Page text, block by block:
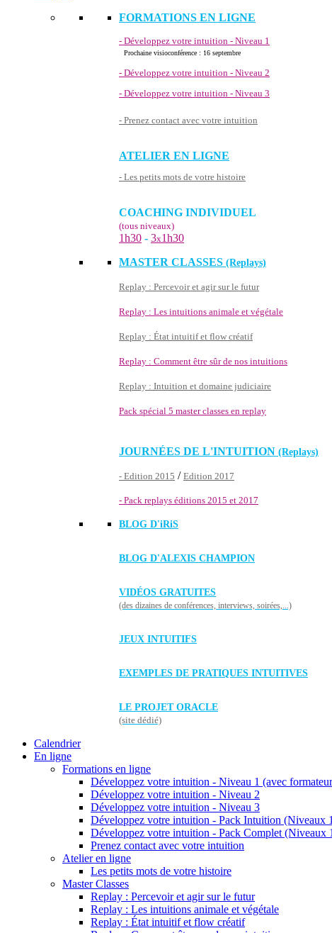
FORMATIONS EN LIGNE
- Développez votre intuition - Niveau 1
Prochaine visioconférence : 16 septembre
- Développez votre intuition - Niveau 2
- Développez votre intuition - Niveau 3
- Prenez contact avec votre intuition
ATELIER EN LIGNE
- Les petits mots de votre histoire
COACHING INDIVIDUEL
(tous niveaux)
1h30 - 3x1h30
MASTER CLASSES (Replays)
Replay : Percevoir et agir sur le futur
Replay : Les intuitions animale et végétale
Replay : État intuitif et flow créatif
Replay : Comment être sûr de nos intuitions
Replay : Intuition et domaine judiciaire
Pack spécial 5 master classes en replay
JOURNÉES DE L'INTUITION (Replays)
- Edition 2015 / Edition 2017
- Pack replays éditions 2015 et 2017
BLOG D'iRiS
BLOG D'ALEXIS CHAMPION
VIDÉOS GRATUITES
(des dizaines de conférences, interviews, soirées,...)
JEUX INTUITIFS
EXEMPLES DE PRATIQUES INTUITIVES
LE PROJET ORACLE
(site dédié)
Calendrier
En ligne
Formations en ligne
Développez votre intuition - Niveau 1 (avec
Développez votre intuition - Niveau 2
Développez votre intuition - Niveau 3
Développez votre intuition - Pack Intuition (Niveaux
Développez votre intuition - Pack Complet (Niveaux
Prenez contact avec votre intuition
Atelier en ligne
Les petits mots de votre histoire
Master Classes
Replay : Percevoir et agir sur le futur
Replay : Les intuitions animale et végétale
Replay : État intuitif et flow créatif